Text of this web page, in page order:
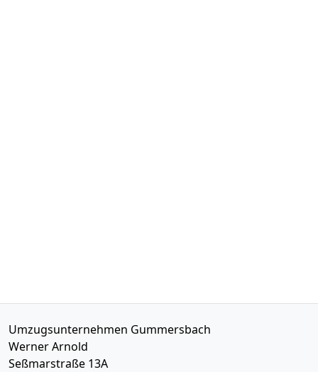
Umzugsunternehmen Gummersbach
Werner Arnold
Seßmarstraße 13A